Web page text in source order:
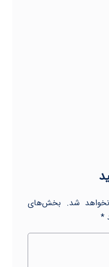
شد. بخش‌های
*